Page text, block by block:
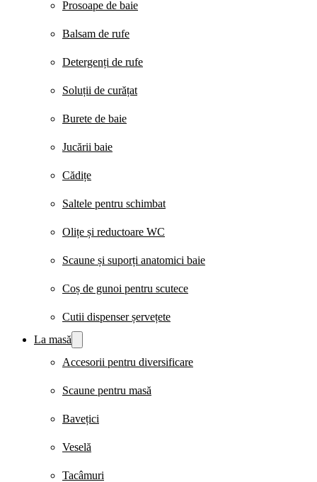
Prosoape de baie
Balsam de rufe
Detergenți de rufe
Soluții de curățat
Burete de baie
Jucării baie
Cădițe
Saltele pentru schimbat
Olițe și reductoare WC
Scaune și suporți anatomici baie
Coș de gunoi pentru scutece
Cutii dispenser șervețete
La masă
Accesorii pentru diversificare
Scaune pentru masă
Bavețici
Veselă
Tacâmuri